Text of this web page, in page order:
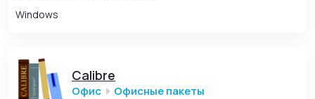
Windows
Calibre
Офис Офисные пакеты